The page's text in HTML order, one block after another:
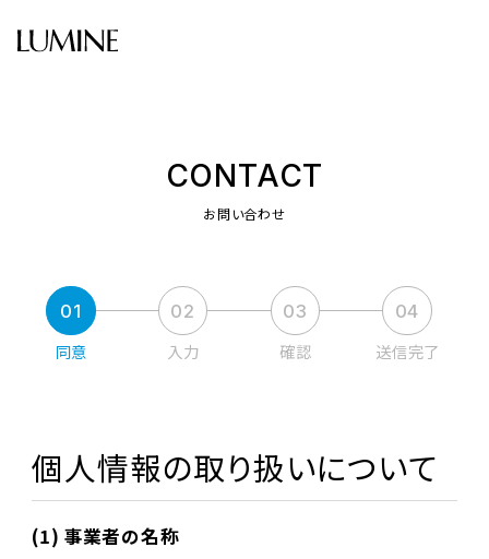
CONTACT
お問い合わせ
01
同意
02
入力
03
確認
04
送信完了
個人情報の取り扱いについて
(1) 事業者の名称